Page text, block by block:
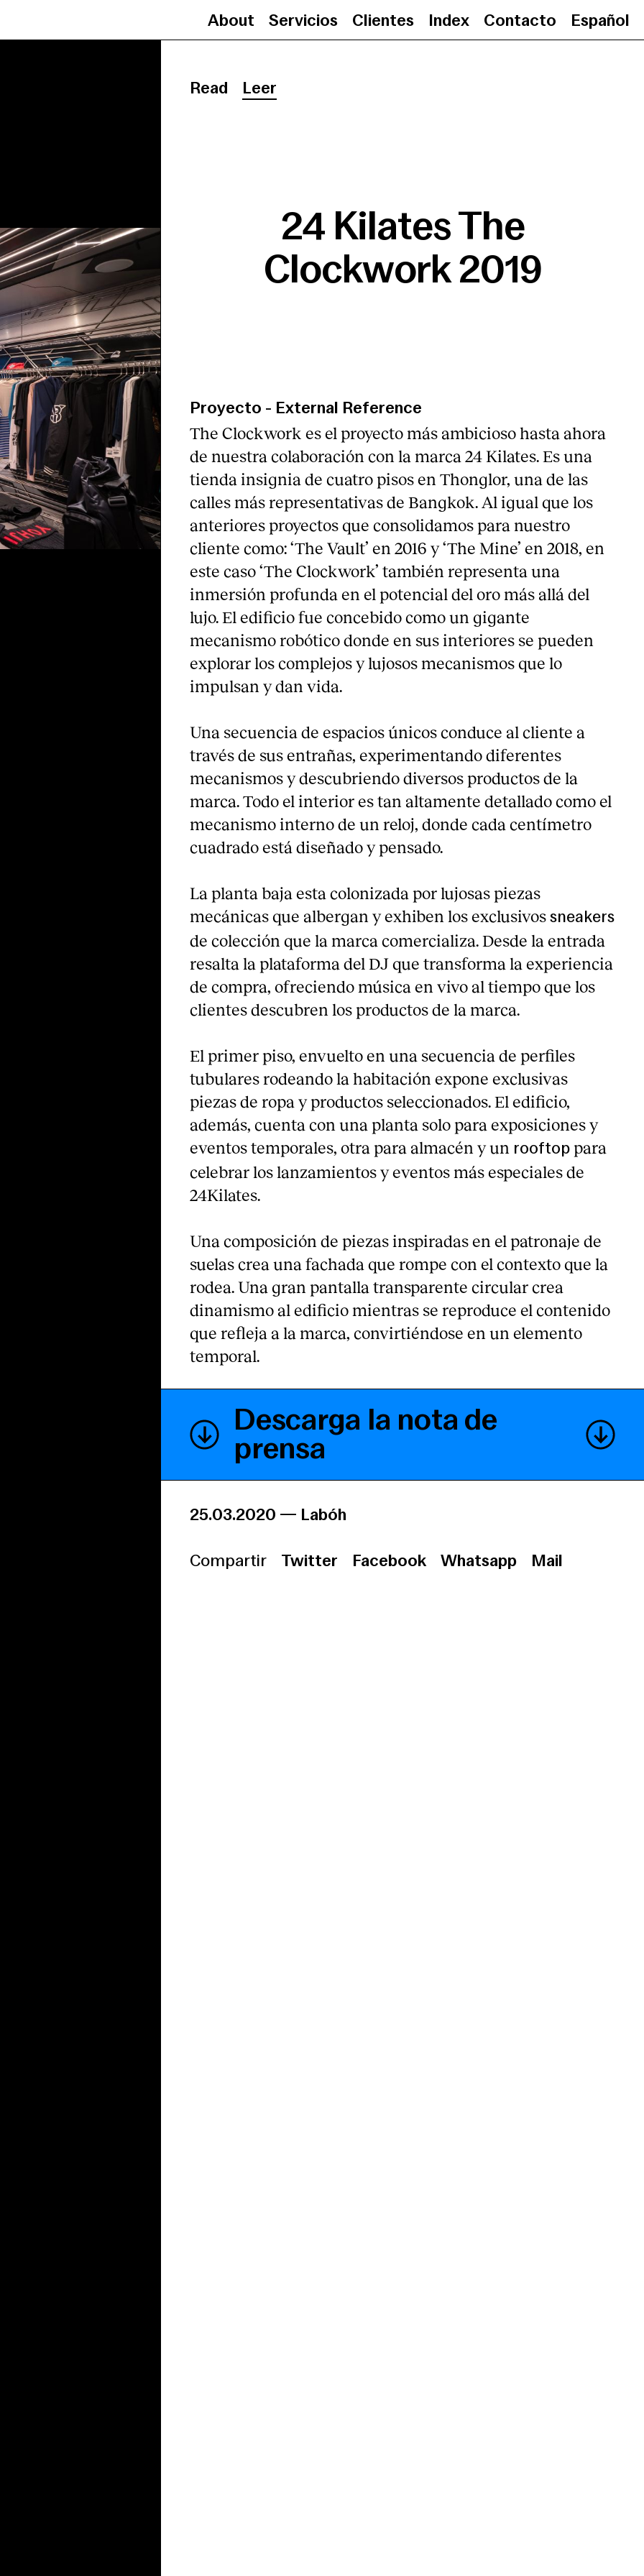
About Servicios Clientes Index Contacto Español
Read
Leer
24 Kilates The
Clockwork 2019
Proyecto - External Reference
The Clockwork es el proyecto más ambicioso hasta ahora
de nuestra colaboración con la marca 24 Kilates. Es una
tienda insignia de cuatro pisos en Thonglor, una de las
calles más representativas de Bangkok. Al igual que los
anteriores proyectos que consolidamos para nuestro
cliente como: ‘The Vault’ en 2016 y ‘The Mine’ en 2018, en
este caso ‘The Clockwork’ también representa una
inmersión profunda en el potencial del oro más allá del
lujo. El edificio fue concebido como un gigante
mecanismo robótico donde en sus interiores se pueden
explorar los complejos y lujosos mecanismos que lo
impulsan y dan vida.
Una secuencia de espacios únicos conduce al cliente a
través de sus entrañas, experimentando diferentes
mecanismos y descubriendo diversos productos de la
marca. Todo el interior es tan altamente detallado como el
mecanismo interno de un reloj, donde cada centímetro
cuadrado está diseñado y pensado.
La planta baja esta colonizada por lujosas piezas
mecánicas que albergan y exhiben los exclusivos sneakers
de colección que la marca comercializa. Desde la entrada
resalta la plataforma del DJ que transforma la experiencia
de compra, ofreciendo música en vivo al tiempo que los
clientes descubren los productos de la marca.
El primer piso, envuelto en una secuencia de perfiles
tubulares rodeando la habitación expone exclusivas
piezas de ropa y productos seleccionados. El edificio,
además, cuenta con una planta solo para exposiciones y
eventos temporales, otra para almacén y un rooftop para
celebrar los lanzamientos y eventos más especiales de
24Kilates.
Una composición de piezas inspiradas en el patronaje de
suelas crea una fachada que rompe con el contexto que la
rodea. Una gran pantalla transparente circular crea
dinamismo al edificio mientras se reproduce el contenido
que refleja a la marca, convirtiéndose en un elemento
temporal.
Descarga la nota de
prensa
25.03.2020 — Labóh
Compartir Twitter Facebook Whatsapp Mail